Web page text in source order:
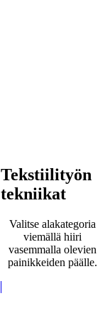
Tekstiilityön
tekniikat
Valitse alakategoria
viemällä hiiri
vasemmalla olevien
painikkeiden päälle.